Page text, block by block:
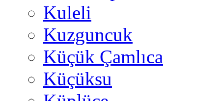
Kuleli
Kuzguncuk
Küçük Çamlıca
Küçüksu